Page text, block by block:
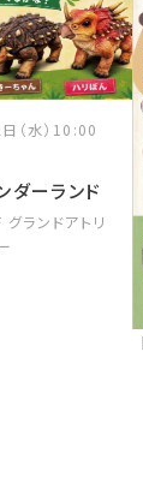
（水）10:00
ダーランド
ランドアトリ